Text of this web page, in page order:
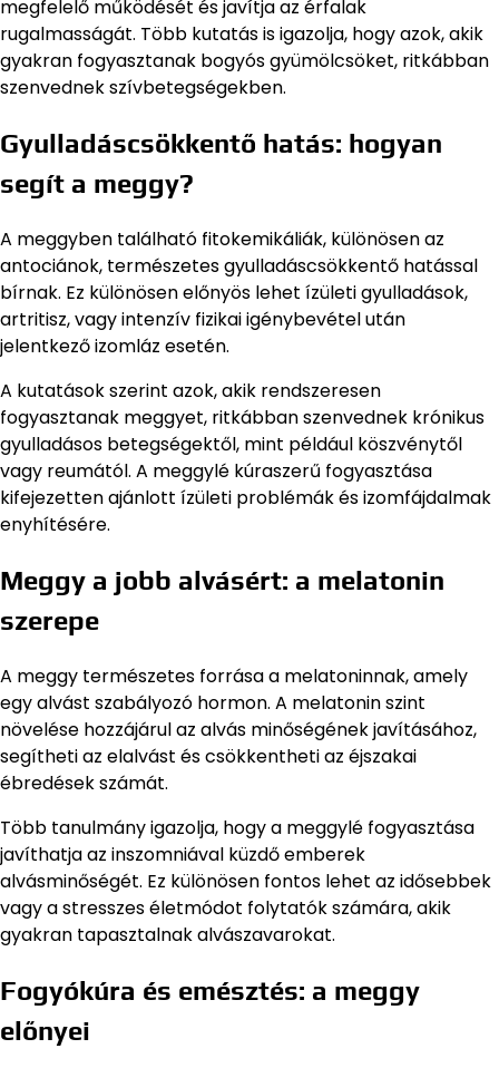
megfelelő működését és javítja az érfalak
rugalmasságát. Több kutatás is igazolja, hogy azok, akik
gyakran fogyasztanak bogyós gyümölcsöket, ritkábban
szenvednek szívbetegségekben.
Gyulladáscsökkentő hatás: hogyan
segít a meggy?
A meggyben található fitokemikáliák, különösen az
antociánok, természetes gyulladáscsökkentő hatással
bírnak. Ez különösen előnyös lehet ízületi gyulladások,
artritisz, vagy intenzív fizikai igénybevétel után
jelentkező izomláz esetén.
A kutatások szerint azok, akik rendszeresen
fogyasztanak meggyet, ritkábban szenvednek krónikus
gyulladásos betegségektől, mint például köszvénytől
vagy reumától. A meggylé kúraszerű fogyasztása
kifejezetten ajánlott ízületi problémák és izomfájdalmak
enyhítésére.
Meggy a jobb alvásért: a melatonin
szerepe
A meggy természetes forrása a melatoninnak, amely
egy alvást szabályozó hormon. A melatonin szint
növelése hozzájárul az alvás minőségének javításához,
segítheti az elalvást és csökkentheti az éjszakai
ébredések számát.
Több tanulmány igazolja, hogy a meggylé fogyasztása
javíthatja az inszomniával küzdő emberek
alvásminőségét. Ez különösen fontos lehet az idősebbek
vagy a stresszes életmódot folytatók számára, akik
gyakran tapasztalnak alvászavarokat.
Fogyókúra és emésztés: a meggy
előnyei